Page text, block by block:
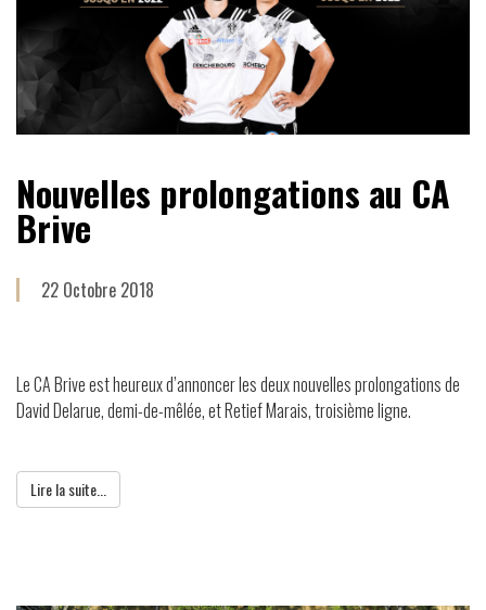
Nouvelles prolongations au CA
Brive
22 Octobre 2018
Le CA Brive est heureux d’annoncer les deux nouvelles prolongations de
David Delarue, demi-de-mêlée, et Retief Marais, troisième ligne.
Lire la suite...